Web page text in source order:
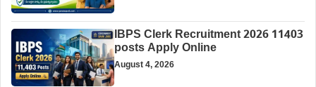
IBPS Clerk Recruitment 2026 11403
posts Apply Online
August 4, 2026